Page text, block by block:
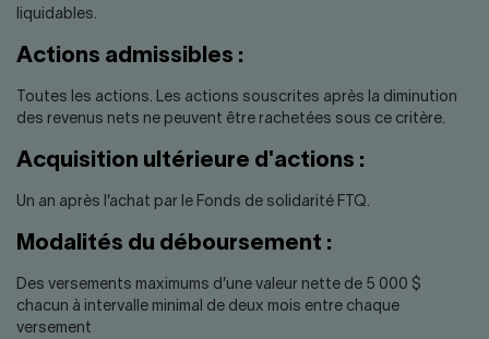
liquidables.
Actions admissibles :
Toutes les actions. Les actions souscrites après la diminution
des revenus nets ne peuvent être rachetées sous ce critère.
Acquisition ultérieure d'actions :
Un an après l’achat par le Fonds de solidarité FTQ.
Modalités du déboursement :
Des versements maximums d’une valeur nette de 5 000 $
chacun à intervalle minimal de deux mois entre chaque
versement